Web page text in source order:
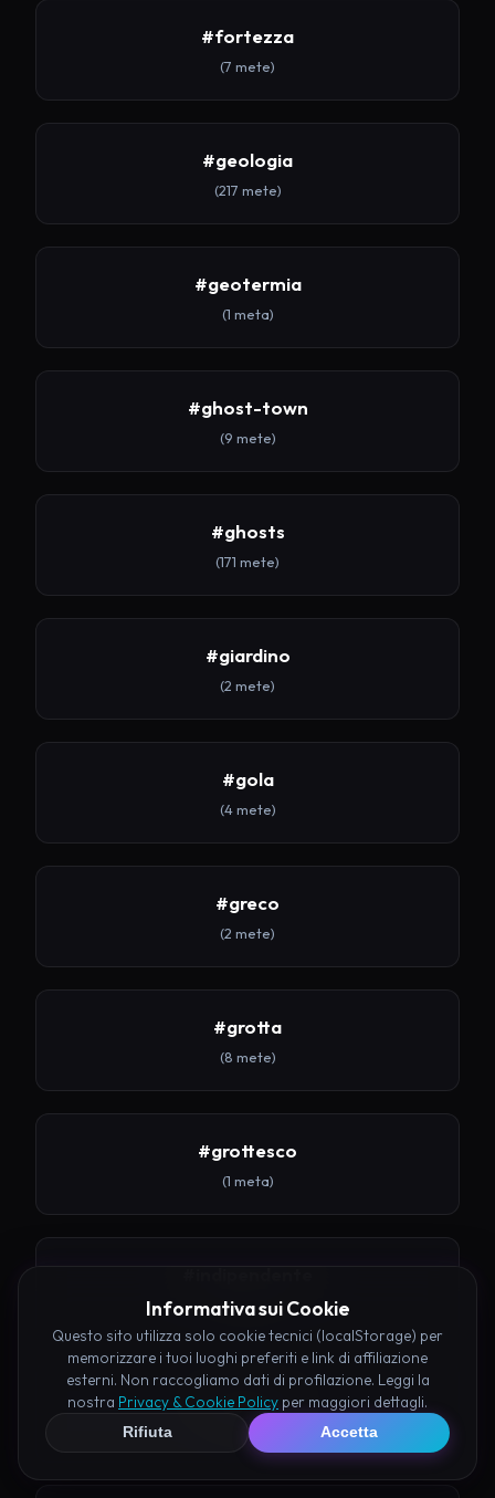
#fortezza
(7 mete)
#geologia
(217 mete)
#geotermia
(1 meta)
#ghost-town
(9 mete)
#ghosts
(171 mete)
#giardino
(2 mete)
#gola
(4 mete)
#greco
(2 mete)
#grotta
(8 mete)
#grottesco
(1 meta)
(2 mete)
#ingegneria
(2 mete)
Informativa sui Cookie
Questo sito utilizza solo cookie tecnici (localStorage) per
memorizzare i tuoi luoghi preferiti e link di affiliazione
esterni. Non raccogliamo dati di profilazione. Leggi la
nostra Privacy & Cookie Policy per maggiori dettagli.
Rifiuta Accetta